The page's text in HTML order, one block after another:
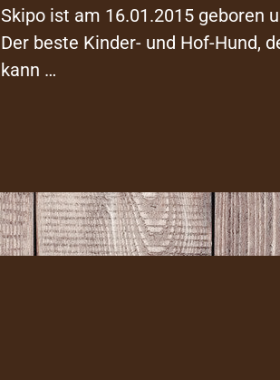
Skipo ist am 16.01.2015 geboren
Der beste Kinder- und Hof-Hund,
kann …